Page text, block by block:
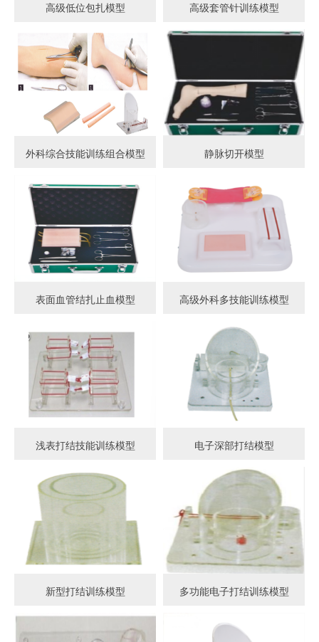
高级低位包扎模型 高级套管针训练模型
外科综合技能训练组合模型 静脉切开模型
表面血管结扎止血模型 高级外科多技能训练模型
浅表打结技能训练模型 电子深部打结模型
新型打结训练模型 多功能电子打结训练模型